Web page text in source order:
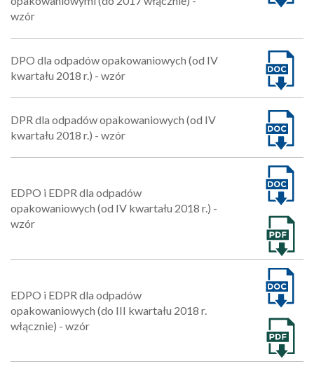
wzór
DPO dla odpadów opakowaniowych (od IV
kwartału 2018 r.) - wzór
DPR dla odpadów opakowaniowych (od IV
kwartału 2018 r.) - wzór
EDPO i EDPR dla odpadów
opakowaniowych (od IV kwartału 2018 r.) -
wzór
EDPO i EDPR dla odpadów
opakowaniowych (do III kwartału 2018 r.
włącznie) - wzór